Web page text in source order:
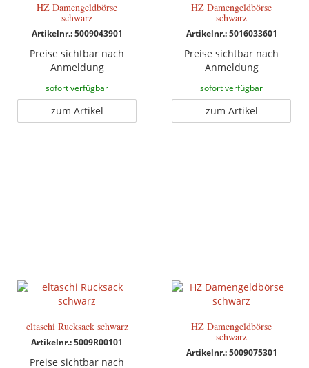
HZ Damengeldbörse
schwarz
Artikelnr.: 5009043901
Preise sichtbar nach
Anmeldung
sofort verfügbar
zum Artikel
HZ Damengeldbörse
schwarz
Artikelnr.: 5016033601
Preise sichtbar nach
Anmeldung
sofort verfügbar
zum Artikel
eltaschi Rucksack schwarz
Artikelnr.: 5009R00101
Preise sichtbar nach
HZ Damengeldbörse
schwarz
Artikelnr.: 5009075301